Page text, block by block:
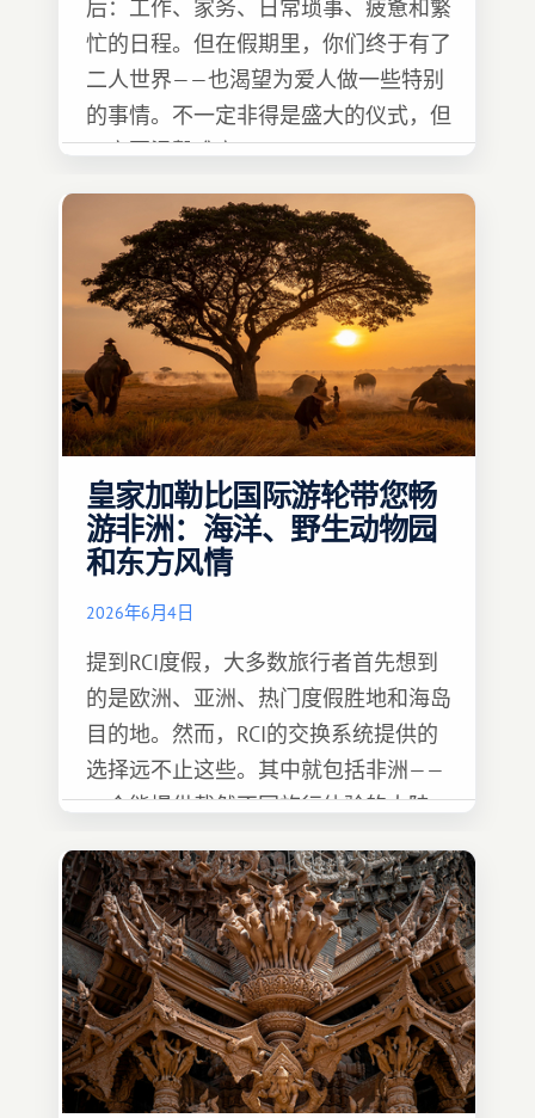
后：工作、家务、日常琐事、疲惫和繁
忙的日程。但在假期里，你们终于有了
二人世界——也渴望为爱人做一些特别
的事情。不一定非得是盛大的仪式，但
一定要温馨难忘 :)
皇家加勒比国际游轮带您畅
游非洲：海洋、野生动物园
和东方风情
2026年6月4日
提到RCI度假，大多数旅行者首先想到
的是欧洲、亚洲、热门度假胜地和海岛
目的地。然而，RCI的交换系统提供的
选择远不止这些。其中就包括非洲——
一个能提供截然不同旅行体验的大陆。